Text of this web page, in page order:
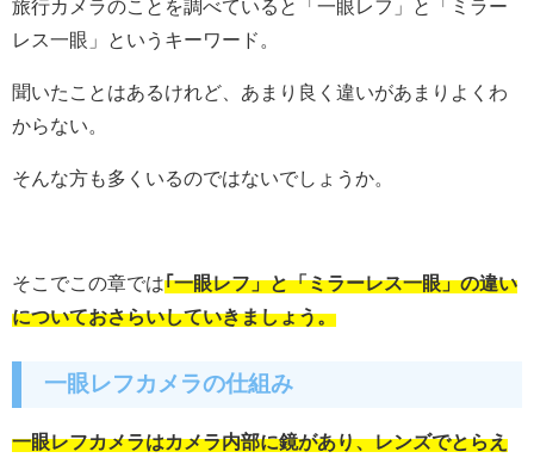
旅行カメラのことを調べていると「一眼レフ」と「ミラー
レス一眼」というキーワード。
聞いたことはあるけれど、あまり良く違いがあまりよくわ
からない。
そんな方も多くいるのではないでしょうか。
そこでこの章では｢一眼レフ」と「ミラーレス一眼」の違い
についておさらいしていきましょう。
一眼レフカメラの仕組み
一眼レフカメラはカメラ内部に鏡があり、レンズでとらえ